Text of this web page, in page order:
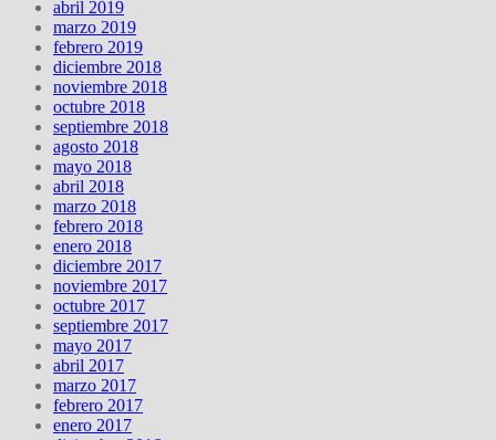
abril 2019
marzo 2019
febrero 2019
diciembre 2018
noviembre 2018
octubre 2018
septiembre 2018
agosto 2018
mayo 2018
abril 2018
marzo 2018
febrero 2018
enero 2018
diciembre 2017
noviembre 2017
octubre 2017
septiembre 2017
mayo 2017
abril 2017
marzo 2017
febrero 2017
enero 2017